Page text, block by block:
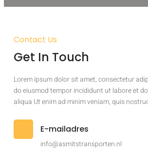
Contact Us
Get In Touch
Lorem ipsum dolor sit amet, consectetur
do eiusmod tempor incididunt ut labore et
aliqua Ut enim ad minim veniam, quis
E-mailadres
info@asmitstransporten.nl